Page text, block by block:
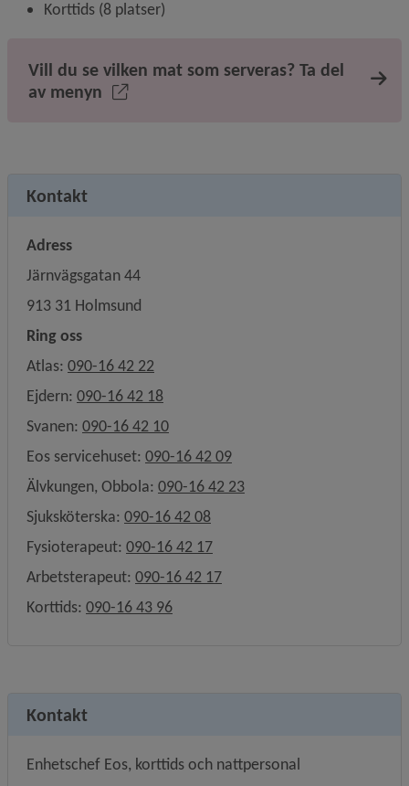
Korttids (8 platser)
Vill du se vilken mat som serveras? Ta del
av menyn
Kontakt
Adress
Järnvägsgatan 44
913 31 Holmsund
Ring oss
Atlas: 090-16 42 22
Ejdern: 090-16 42 18
Svanen: 090-16 42 10
Eos servicehuset: 090-16 42 09
Älvkungen, Obbola: 090-16 42 23
Sjuksköterska: 090-16 42 08
Fysioterapeut: 090-16 42 17
Arbetsterapeut: 090-16 42 17
Korttids: 090-16 43 96
Kontakt
Enhetschef Eos, korttids och nattpersonal